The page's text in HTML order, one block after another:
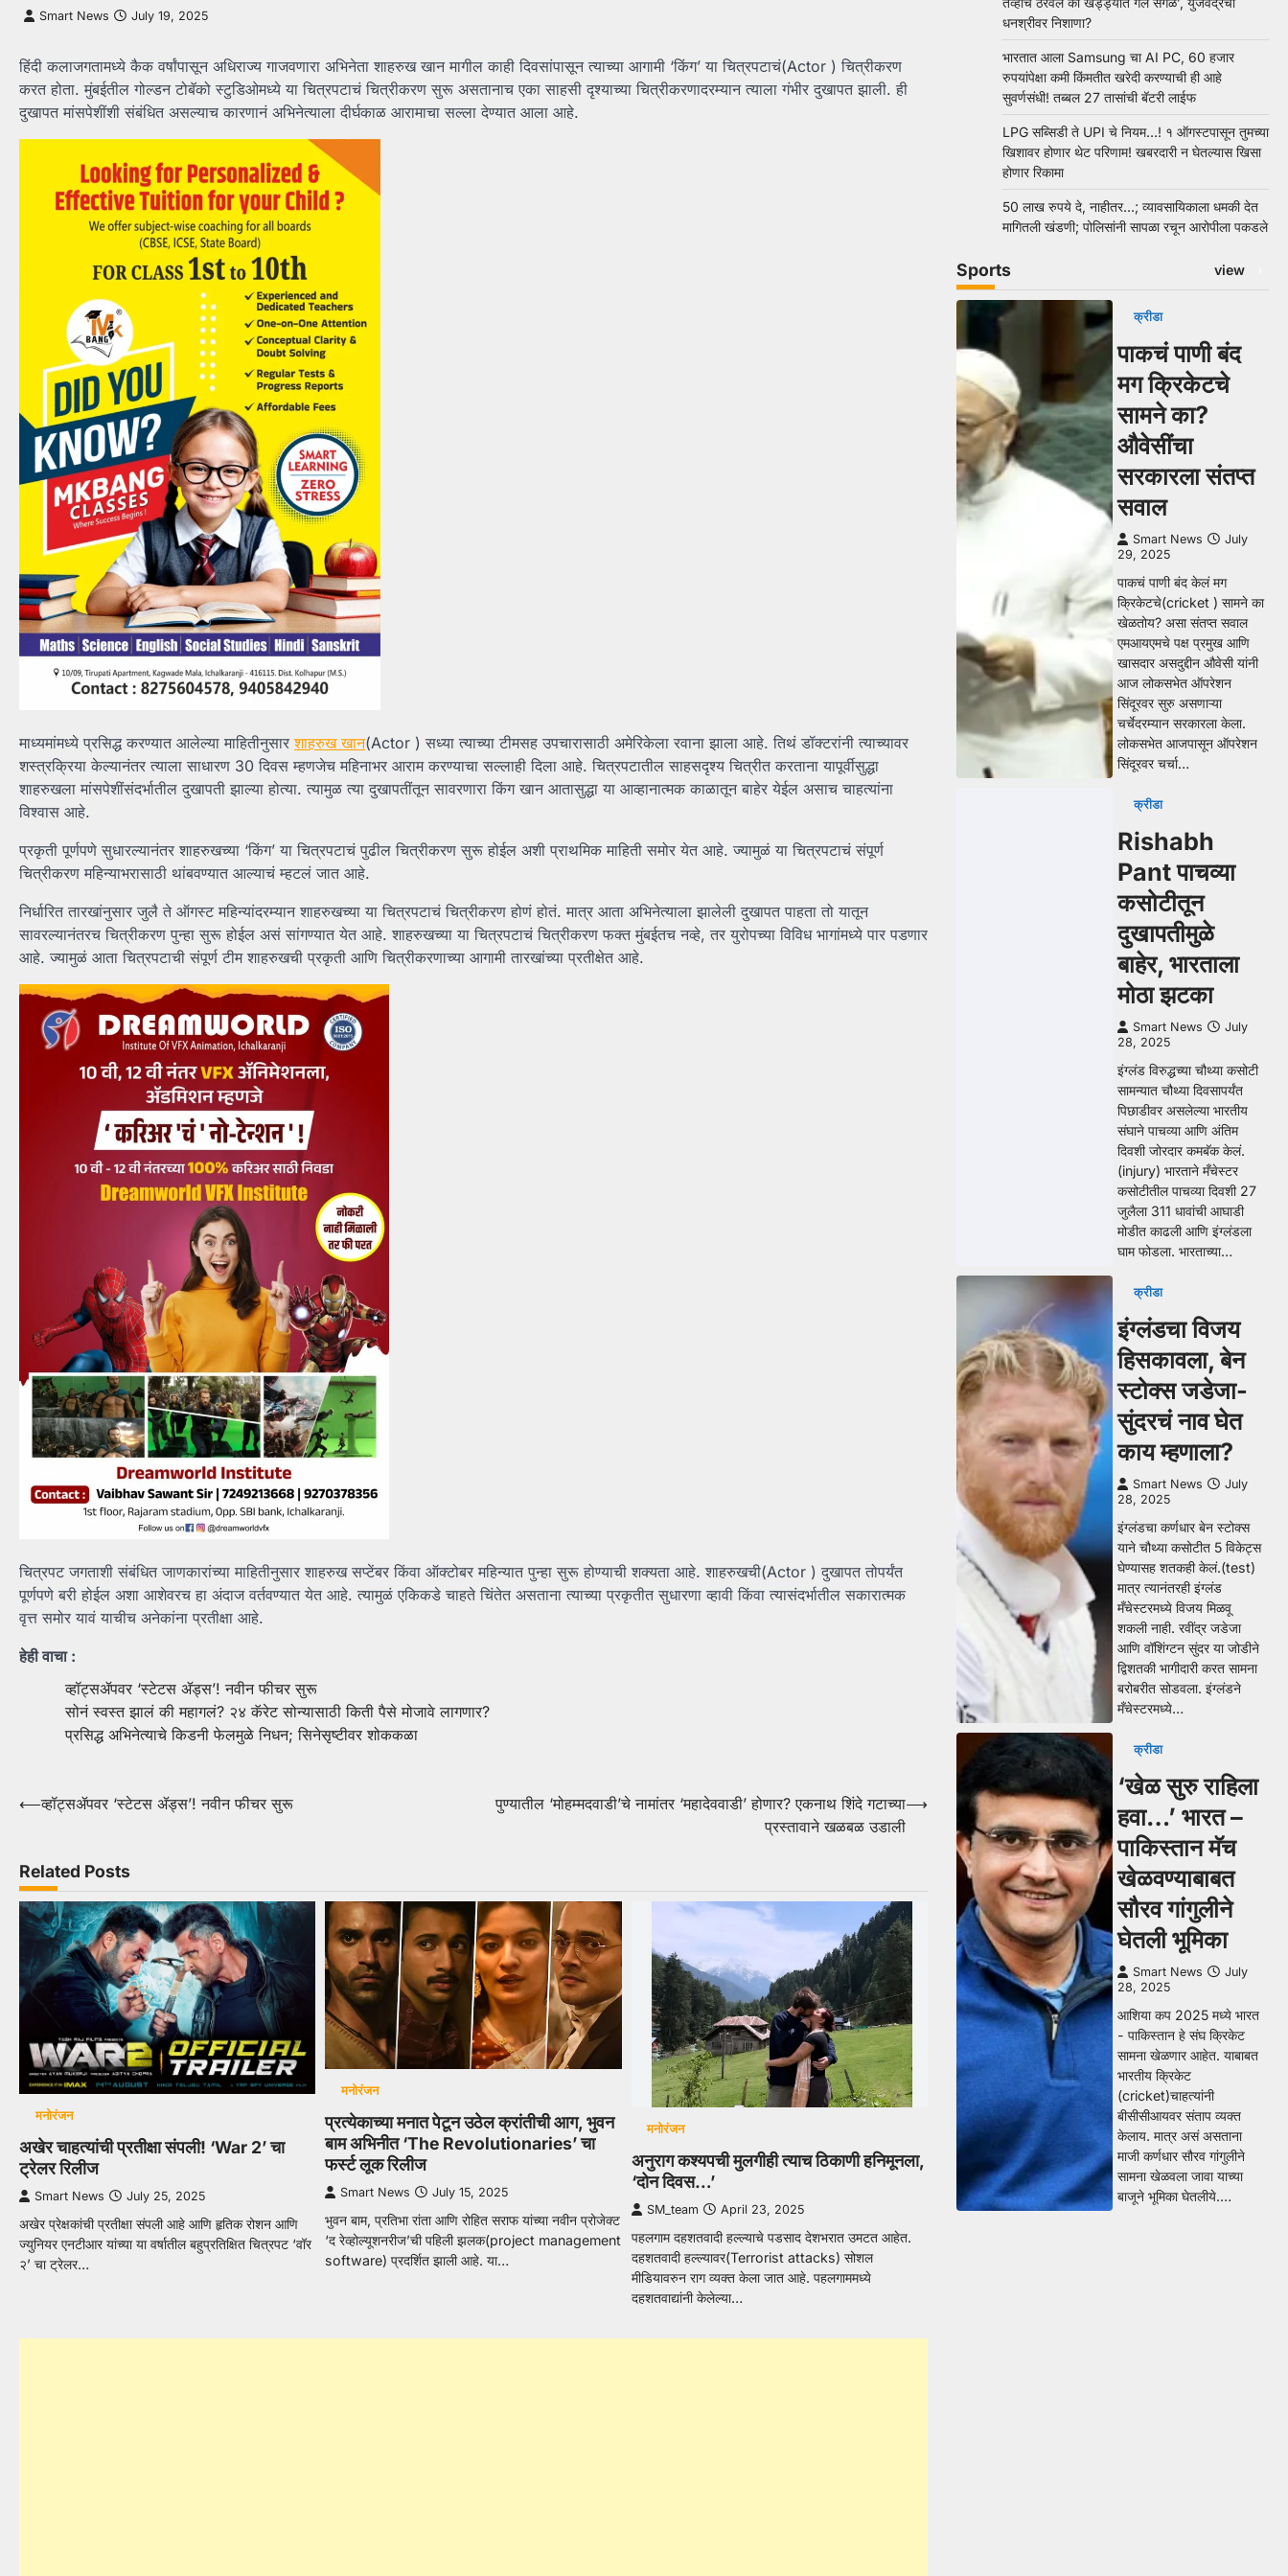
Smart News July 19, 2025
हिंदी कलाजगतामध्ये कैक वर्षांपासून अधिराज्य गाजवणारा अभिनेता शाहरुख खान मागील काही दिवसांपासून त्याच्या आगामी ‘किंग’ या चित्रपटाचं(Actor ) चित्रीकरण
करत होता. मुंबईतील गोल्डन टोबॅको स्टुडिओमध्ये या चित्रपटाचं चित्रीकरण सुरू असतानाच एका साहसी दृश्याच्या चित्रीकरणादरम्यान त्याला गंभीर दुखापत झाली. ही
दुखापत मांसपेशींशी संबंधित असल्याच कारणानं अभिनेत्याला दीर्घकाळ आरामाचा सल्ला देण्यात आला आहे.
माध्यमांमध्ये प्रसिद्ध करण्यात आलेल्या माहितीनुसारशाहरुख खान(Actor ) सध्या त्याच्या टीमसह उपचारासाठी अमेरिकेला रवाना झाला आहे. तिथं डॉक्टरांनी त्याच्यावर
शस्त्रक्रिया केल्यानंतर त्याला साधारण 30 दिवस म्हणजेच महिनाभर आराम करण्याचा सल्लाही दिला आहे. चित्रपटातील साहसदृश्य चित्रीत करताना यापूर्वीसुद्धा
शाहरुखला मांसपेशींसंदर्भातील दुखापती झाल्या होत्या. त्यामुळ त्या दुखापतींतून सावरणारा किंग खान आतासुद्धा या आव्हानात्मक काळातून बाहेर येईल असाच चाहत्यांना
विश्वास आहे.
प्रकृती पूर्णपणे सुधारल्यानंतर शाहरुखच्या ‘किंग’ या चित्रपटाचं पुढील चित्रीकरण सुरू होईल अशी प्राथमिक माहिती समोर येत आहे. ज्यामुळं या चित्रपटाचं संपूर्ण
चित्रीकरण महिन्याभरासाठी थांबवण्यात आल्याचं म्हटलं जात आहे.
निर्धारित तारखांनुसार जुलै ते ऑगस्ट महिन्यांदरम्यान शाहरुखच्या या चित्रपटाचं चित्रीकरण होणं होतं. मात्र आता अभिनेत्याला झालेली दुखापत पाहता तो यातून
सावरल्यानंतरच चित्रीकरण पुन्हा सुरू होईल असं सांगण्यात येत आहे. शाहरुखच्या या चित्रपटाचं चित्रीकरण फक्त मुंबईतच नव्हे, तर युरोपच्या विविध भागांमध्ये पार पडणार
आहे. ज्यामुळं आता चित्रपटाची संपूर्ण टीम शाहरुखची प्रकृती आणि चित्रीकरणाच्या आगामी तारखांच्या प्रतीक्षेत आहे.
चित्रपट जगताशी संबंधित जाणकारांच्या माहितीनुसार शाहरुख सप्टेंबर किंवा ऑक्टोबर महिन्यात पुन्हा सुरू होण्याची शक्यता आहे. शाहरुखची(Actor ) दुखापत तोपर्यंत
पूर्णपणे बरी होईल अशा आशेवरच हा अंदाज वर्तवण्यात येत आहे. त्यामुळं एकिकडे चाहते चिंतेत असताना त्याच्या प्रकृतीत सुधारणा व्हावी किंवा त्यासंदर्भातील सकारात्मक
वृत्त समोर यावं याचीच अनेकांना प्रतीक्षा आहे.
हेही वाचा :
व्हॉट्सॲपवर ‘स्टेटस ॲड्स’! नवीन फीचर सुरू
सोनं स्वस्त झालं की महागलं? २४ कॅरेट सोन्यासाठी किती पैसे मोजावे लागणार?
प्रसिद्ध अभिनेत्याचे किडनी फेलमुळे निधन; सिनेसृष्टीवर शोककळा
Post
⟵व्हॉट्सॲपवर ‘स्टेटस ॲड्स’! नवीन फीचर सुरू
पुण्यातील ‘मोहम्मदवाडी’चे नामांतर ‘महादेववाडी’ होणार? एकनाथ शिंदे गटाच्या
प्रस्तावाने खळबळ उडाली
⟶
Related Posts
मनोरंजन
अखेर चाहत्यांची प्रतीक्षा संपली! ‘War 2’ चा
ट्रेलर रिलीज
Smart News July 25, 2025
अखेर प्रेक्षकांची प्रतीक्षा संपली आहे आणि हृतिक रोशन आणि
ज्युनियर एनटीआर यांच्या या वर्षातील बहुप्रतिक्षित चित्रपट ‘वॉर
२’ चा ट्रेलर…
मनोरंजन
प्रत्येकाच्या मनात पेटून उठेल क्रांतीची आग, भुवन
बाम अभिनीत ‘The Revolutionaries’ चा
फर्स्ट लूक रिलीज
Smart News July 15, 2025
भुवन बाम, प्रतिभा रांता आणि रोहित सराफ यांच्या नवीन प्रोजेक्ट
‘द रेव्होल्यूशनरीज’ची पहिली झलक(project management
software) प्रदर्शित झाली आहे. या…
मनोरंजन
अनुराग कश्यपची मुलगीही त्याच ठिकाणी हनिमूनला,
‘दोन दिवस…’
SM_team April 23, 2025
पहलगाम दहशतवादी हल्ल्याचे पडसाद देशभरात उमटत आहेत.
दहशतवादी हल्ल्यावर(Terrorist attacks) सोशल
मीडियावरुन राग व्यक्त केला जात आहे. पहलगाममध्ये
दहशतवाद्यांनी केलेल्या…
धनश्रीवर निशाणा?
भारतात आला Samsung चा AI PC, 60 हजार
रुपयांपेक्षा कमी किंमतीत खरेदी करण्याची ही आहे
सुवर्णसंधी! तब्बल 27 तासांची बॅटरी लाईफ
LPG सब्सिडी ते UPI चे नियम…! १ ऑगस्टपासून तुमच्या
खिशावर होणार थेट परिणाम! खबरदारी न घेतल्यास खिसा
होणार रिकामा
50 लाख रुपये दे, नाहीतर…; व्यावसायिकाला धमकी देत
मागितली खंडणी; पोलिसांनी सापळा रचून आरोपीला पकडले
Sports view
क्रीडा
पाकचं पाणी बंद
मग क्रिकेटचे
सामने का?
औवेसींचा
सरकारला संतप्त
सवाल
Smart News
July
29, 2025
पाकचं पाणी बंद केलं मग
क्रिकेटचे(cricket ) सामने का
खेळतोय? असा संतप्त सवाल
एमआयएमचे पक्ष प्रमुख आणि
खासदार असदुद्दीन औवेसी यांनी
आज लोकसभेत ऑपरेशन
सिंदूरवर सुरु असणाऱ्या
चर्चेदरम्यान सरकारला केला.
लोकसभेत आजपासून ऑपरेशन
सिंदूरवर चर्चा…
क्रीडा
Rishabh
Pant पाचव्या
कसोटीतून
दुखापतीमुळे
बाहेर, भारताला
मोठा झटका
Smart News
July
28, 2025
इंग्लंड विरुद्धच्या चौथ्या कसोटी
सामन्यात चौथ्या दिवसापर्यंत
पिछाडीवर असलेल्या भारतीय
संघाने पाचव्या आणि अंतिम
दिवशी जोरदार कमबॅक केलं.
(injury) भारताने मँचेस्टर
कसोटीतील पाचव्या दिवशी 27
जुलैला 311 धावांची आघाडी
मोडीत काढली आणि इंग्लंडला
घाम फोडला. भारताच्या…
क्रीडा
इंग्लंडचा विजय
हिसकावला, बेन
स्टोक्स जडेजा-
सुंदरचं नाव घेत
काय म्हणाला?
Smart News
July
28, 2025
इंग्लंडचा कर्णधार बेन स्टोक्स
याने चौथ्या कसोटीत 5 विकेट्स
घेण्यासह शतकही केलं.(test)
मात्र त्यानंतरही इंग्लंड
मँचेस्टरमध्ये विजय मिळवू
शकली नाही. रवींद्र जडेजा
आणि वॉशिंग्टन सुंदर या जोडीने
द्विशतकी भागीदारी करत सामना
बरोबरीत सोडवला. इंग्लंडने
मँचेस्टरमध्ये…
क्रीडा
‘खेळ सुरु राहिला
हवा…’ भारत –
पाकिस्तान मॅच
खेळवण्याबाबत
सौरव गांगुलीने
घेतली भूमिका
Smart News
July
28, 2025
आशिया कप 2025 मध्ये भारत
- पाकिस्तान हे संघ क्रिकेट
सामना खेळणार आहेत. याबाबत
भारतीय क्रिकेट
(cricket)चाहत्यांनी
बीसीसीआयवर संताप व्यक्त
केलाय. मात्र असं असताना
माजी कर्णधार सौरव गांगुलीने
सामना खेळवला जावा याच्या
बाजूने भूमिका घेतलीये.…